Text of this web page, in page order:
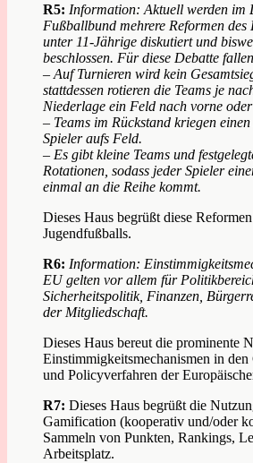
R5: Information: Aktuell werden im
Fußballbund mehrere Reformen
unter 11-Jährige diskutiert und
beschlossen. Für diese Debatte
– Auf Turnieren wird kein
stattdessen rotieren die Teams je
Niederlage ein Feld nach vorne
– Teams im Rückstand kriegen
Spieler aufs Feld.
– Es gibt kleine Teams und
Rotationen, sodass jeder Spieler
einmal an die Reihe kommt.
Dieses Haus begrüßt diese
Jugendfußballs.
R6: Information:
EU gelten vor allem für
Sicherheitspolitik, Finanzen,
der Mitgliedschaft.
Dieses Haus bereut die prominente
Einstimmigkeitsmechanismen in den
und Policyverfahren der
R7: Dieses Haus begrüßt die
Gamification (kooperativ und/oder
Sammeln von Punkten, Rankings,
Arbeitsplatz.